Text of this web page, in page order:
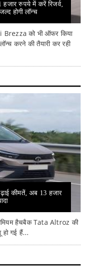
रुपये में करें रिजर्व,
होगी लॉन्च
Brezza को भी ऑफर किया
करने की तैयारी कर रही
कीमतें, अब 13 हजार
हैचबैक Tata Altroz की
हो गई हैं...